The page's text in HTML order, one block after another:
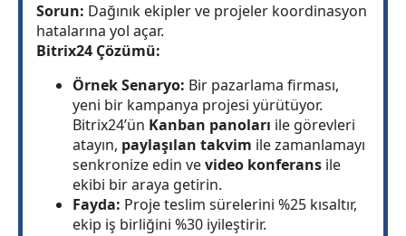
Sorun: Dağınık ekipler ve projeler koordinasyon
hatalarına yol açar.
Bitrix24 Çözümü:
Örnek Senaryo: Bir pazarlama firması,
yeni bir kampanya projesi yürütüyor.
Bitrix24’ün Kanban panoları ile görevleri
atayın, paylaşılan takvim ile zamanlamayı
senkronize edin vevideo konferans ile
ekibi bir araya getirin.
Fayda: Proje teslim sürelerini %25 kısaltır,
ekip iş birliğini %30 iyileştirir.